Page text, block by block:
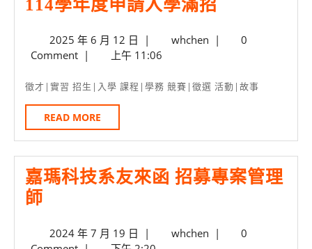
你
譜
學
故
事
114學年度申請入學滿招
國
大
─
資
2025 年 6 月 12 日 2025
年
月
| whchenwhchen
|
0
Comment | 上午 11:06
徵才|實習 招生|入學 課程|學務 競賽|徵選 活動|故事
READ MORE
MORE
嘉瑪科技系友來函 招募專案管理
師
科
2024 年 7 月 19 日 2024
| whchenwhchen
|
0